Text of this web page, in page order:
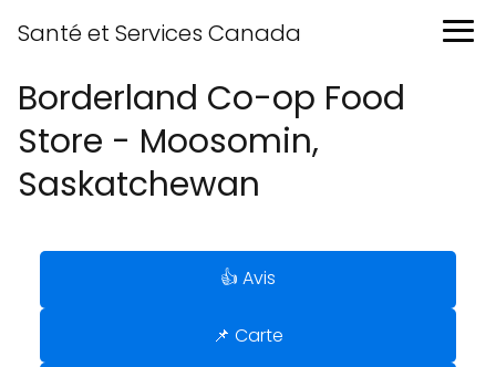
Santé et Services Canada
Borderland Co-op Food
Store - Moosomin,
Saskatchewan
👍 Avis
📌 Carte